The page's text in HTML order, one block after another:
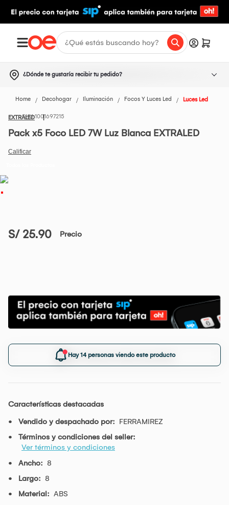
¿Dónde te gustaría recibir tu pedido?
Home Decohogar Iluminación Focos Y Luces Led Luces Led
EXTRALED1001697215
Pack x5 Foco LED 7W Luz Blanca EXTRALED
S/ 25.90 Precio
Hay 14 personas viendo este producto
Características destacadas
Vendido y despachado por: FERRAMIREZ
Términos y condiciones del seller:
Ver términos y condiciones
Ancho: 8
Largo: 8
Material: ABS